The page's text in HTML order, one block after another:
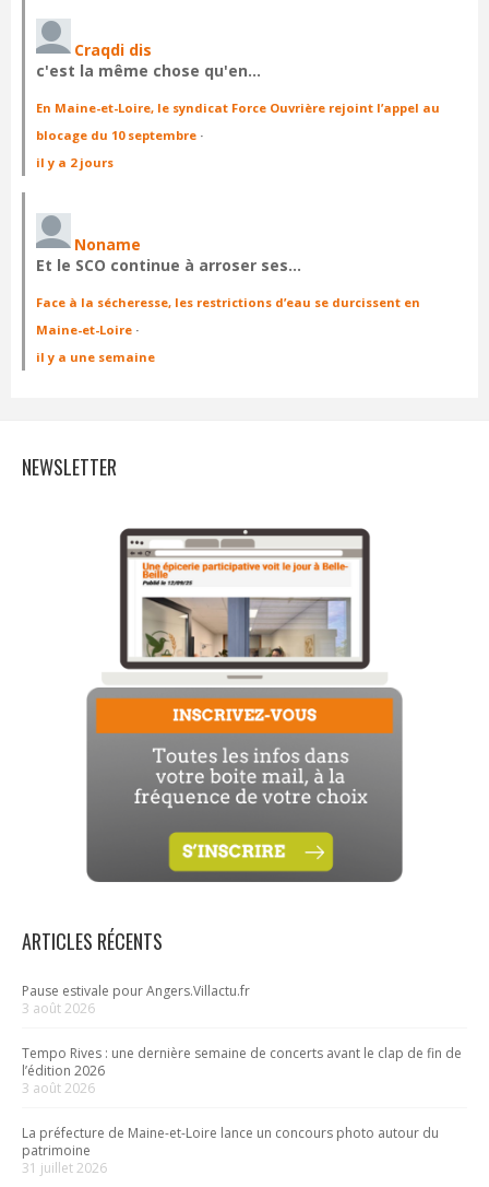
Craqdi dis
c'est la même chose qu'en…
En Maine-et-Loire, le syndicat Force Ouvrière rejoint l’appel au
blocage du 10 septembre ·
il y a 2 jours
Noname
Et le SCO continue à arroser ses…
Face à la sécheresse, les restrictions d’eau se durcissent en
Maine-et-Loire ·
il y a une semaine
NEWSLETTER
ARTICLES RÉCENTS
Pause estivale pour Angers.Villactu.fr
3 août 2026
Tempo Rives : une dernière semaine de concerts avant le clap de fin de
l’édition 2026
3 août 2026
La préfecture de Maine-et-Loire lance un concours photo autour du
patrimoine
31 juillet 2026